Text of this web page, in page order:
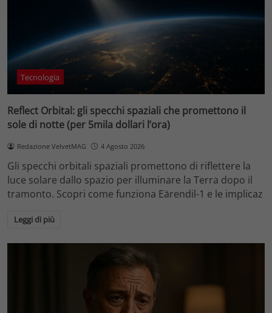
Tecnologia
Reflect Orbital: gli specchi spaziali che promettono il
sole di notte (per 5mila dollari l’ora)
Redazione VelvetMAG 4 Agosto 2026
Gli specchi orbitali spaziali promettono di riflettere la
luce solare dallo spazio per illuminare la Terra dopo il
tramonto. Scopri come funziona Eärendil-1 e le implicaz
Leggi di più